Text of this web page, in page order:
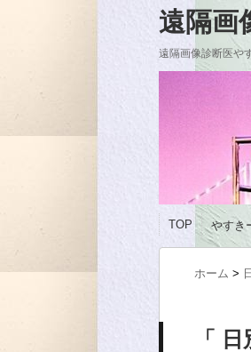
遠隔画
遠隔画像診断医や
TOP やすき
ホーム >
「